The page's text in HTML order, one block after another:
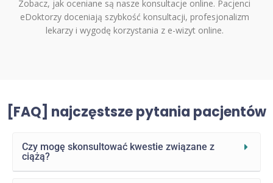
Zobacz, jak oceniane są nasze konsultacje online. Pacjenci
eDoktorzy doceniają szybkość konsultacji, profesjonalizm
lekarzy i wygodę korzystania z e-wizyt online.
[FAQ] najczęstsze pytania pacjentów
Czy mogę skonsultować kwestie związane z
ciążą?